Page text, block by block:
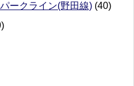
ークライン(野田線) (40)